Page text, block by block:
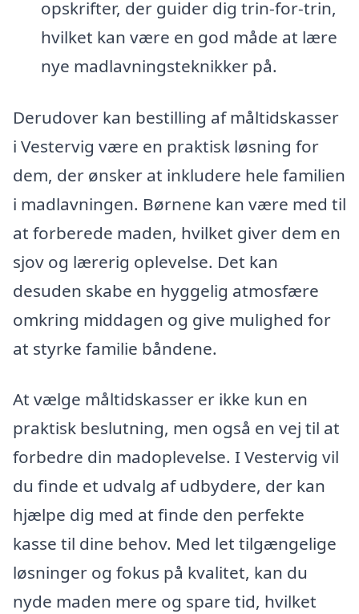
opskrifter, der guider dig trin-for-trin,
hvilket kan være en god måde at lære
nye madlavningsteknikker på.
Derudover kan bestilling af måltidskasser
i Vestervig være en praktisk løsning for
dem, der ønsker at inkludere hele familien
i madlavningen. Børnene kan være med til
at forberede maden, hvilket giver dem en
sjov og lærerig oplevelse. Det kan
desuden skabe en hyggelig atmosfære
omkring middagen og give mulighed for
at styrke familie båndene.
At vælge måltidskasser er ikke kun en
praktisk beslutning, men også en vej til at
forbedre din madoplevelse. I Vestervig vil
du finde et udvalg af udbydere, der kan
hjælpe dig med at finde den perfekte
kasse til dine behov. Med let tilgængelige
løsninger og fokus på kvalitet, kan du
nyde maden mere og spare tid, hvilket